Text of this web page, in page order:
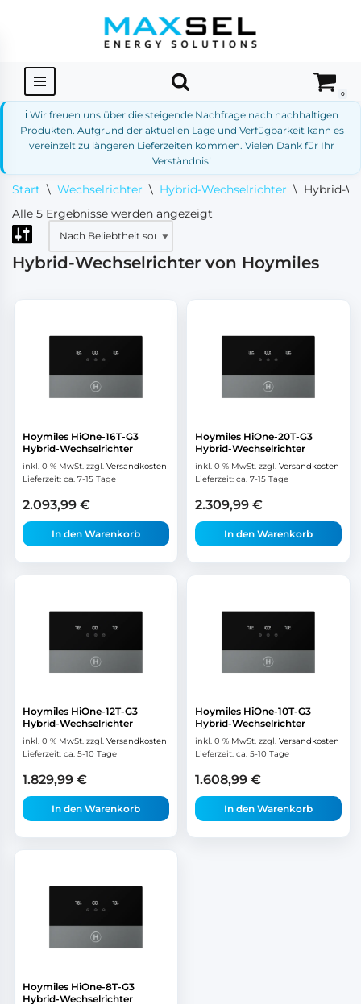
springen
0
ℹ️ Wir freuen uns über die steigende Nachfrage nach nachhaltigen
Produkten. Aufgrund der aktuellen Lage und Verfügbarkeit kann es
vereinzelt zu längeren Lieferzeiten kommen. Vielen Dank für Ihr
Verständnis!
Start \ Wechselrichter \ Hybrid-Wechselrichter \ Hybrid-
Alle 5 Ergebnisse werden angezeigt
Hybrid-Wechselrichter von Hoymiles
Hoymiles HiOne-16T-G3
Hybrid-Wechselrichter
inkl. 0 % MwSt. zzgl. Versandkosten
Lieferzeit: ca. 7-15 Tage
2.093,99 €
In den Warenkorb
Hoymiles HiOne-20T-G3
Hybrid-Wechselrichter
inkl. 0 % MwSt. zzgl. Versandkosten
Lieferzeit: ca. 7-15 Tage
2.309,99 €
In den Warenkorb
Hoymiles HiOne-12T-G3
Hybrid-Wechselrichter
inkl. 0 % MwSt. zzgl. Versandkosten
Lieferzeit: ca. 5-10 Tage
1.829,99 €
In den Warenkorb
Hoymiles HiOne-10T-G3
Hybrid-Wechselrichter
inkl. 0 % MwSt. zzgl. Versandkosten
Lieferzeit: ca. 5-10 Tage
1.608,99 €
In den Warenkorb
Hoymiles HiOne-8T-G3
Hybrid-Wechselrichter